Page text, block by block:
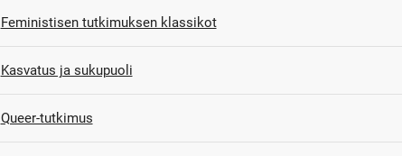
Feministisen tutkimuksen klassikot
Kasvatus ja sukupuoli
Queer-tutkimus